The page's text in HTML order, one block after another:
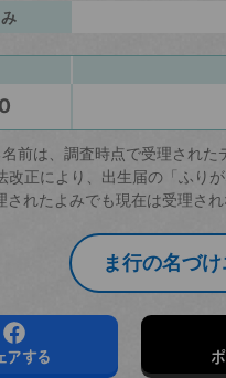
前は、調査時点で受理された
改正により、出生届の「ふり
されたよみでも現在は受理され
ま行の名づ
アする